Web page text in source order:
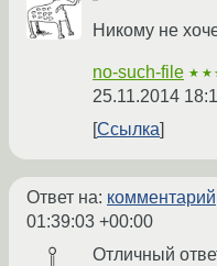
Никому не
no-such-file
25.11.2014
Ссылка
Ответ на: комментарий
01:39:03 +00:00
Отличный